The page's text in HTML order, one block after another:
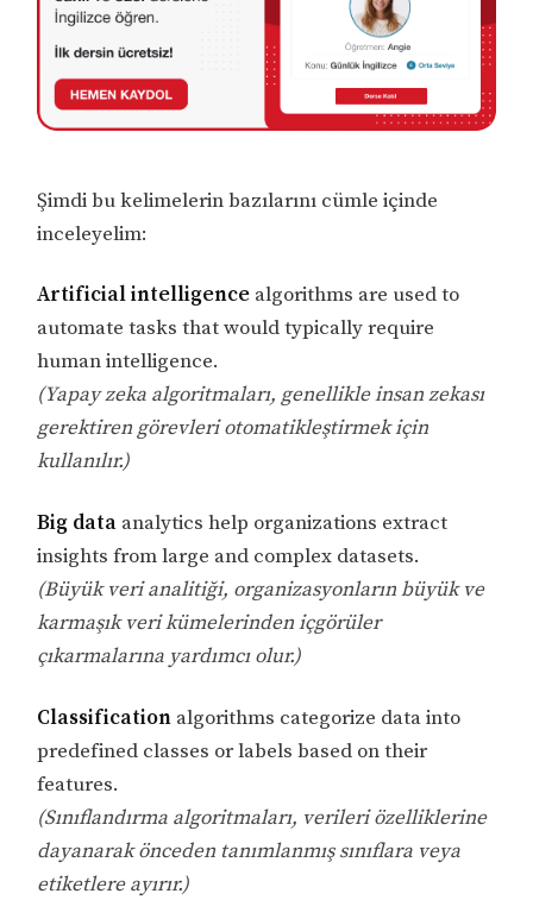
Şimdi bu kelimelerin bazılarını cümle içinde
inceleyelim:
Artificial intelligence algorithms are used to
automate tasks that would typically require
human intelligence.
(Yapay zeka algoritmaları, genellikle insan zekası
gerektiren görevleri otomatikleştirmek için
kullanılır.)
Big data analytics help organizations extract
insights from large and complex datasets.
(Büyük veri analitiği, organizasyonların büyük ve
karmaşık veri kümelerinden içgörüler
çıkarmalarına yardımcı olur.)
Classification algorithms categorize data into
predefined classes or labels based on their
features.
(Sınıflandırma algoritmaları, verileri özelliklerine
dayanarak önceden tanımlanmış sınıflara veya
etiketlere ayırır.)